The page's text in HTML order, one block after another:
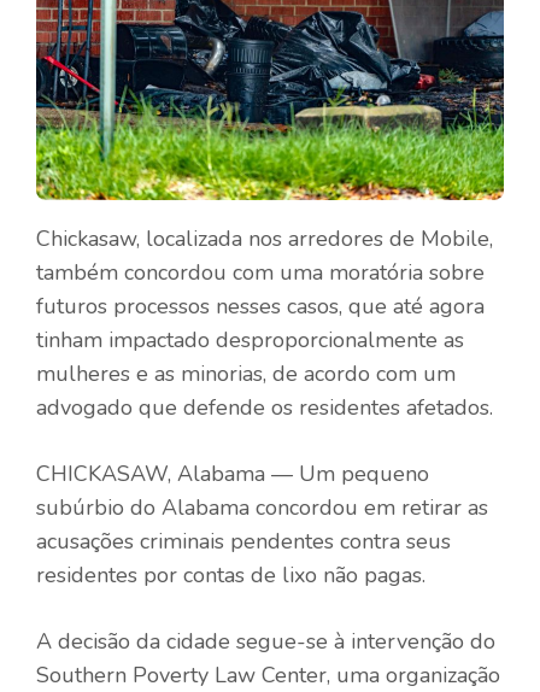
Chickasaw, localizada nos arredores de Mobile,
também concordou com uma moratória sobre
futuros processos nesses casos, que até agora
tinham impactado desproporcionalmente as
mulheres e as minorias, de acordo com um
advogado que defende os residentes afetados.
CHICKASAW, Alabama — Um pequeno
subúrbio do Alabama concordou em retirar as
acusações criminais pendentes contra seus
residentes por contas de lixo não pagas.
A decisão da cidade segue-se à intervenção do
Southern Poverty Law Center, uma organização